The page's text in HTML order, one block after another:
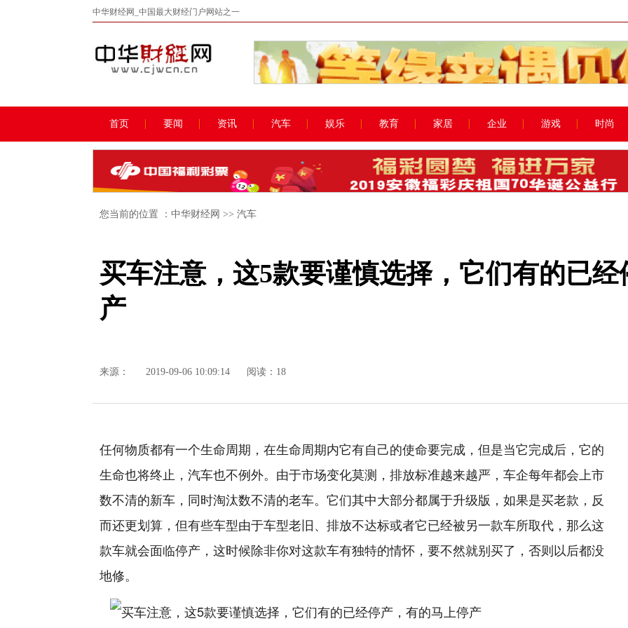
中华财经网_中国最大财经门户网站之一
首页 要闻 资讯 汽车 娱乐 教育 家居 企业 游戏 时尚
您当前的位置 ： 中华财经网 >> 汽车
买车注意，这5款要谨慎选择，它们有的已
产
来源： 2019-09-06 10:09:14 阅读：18
任何物质都有一个生命周期，在生命周期内它有自己的使命要完成，但是当它完成后，它的
生命也将终止，汽车也不例外。由于市场变化莫测，排放标准越来越严，车企每年都会上市
数不清的新车，同时淘汰数不清的老车。它们其中大部分都属于升级版，如果是买老款，反
而还更划算，但有些车型由于车型老旧、排放不达标或者它已经被另一款车所取代，那么这
款车就会面临停产，这时候除非你对这款车有独特的情怀，要不然就别买了，否则以后都没
地修。